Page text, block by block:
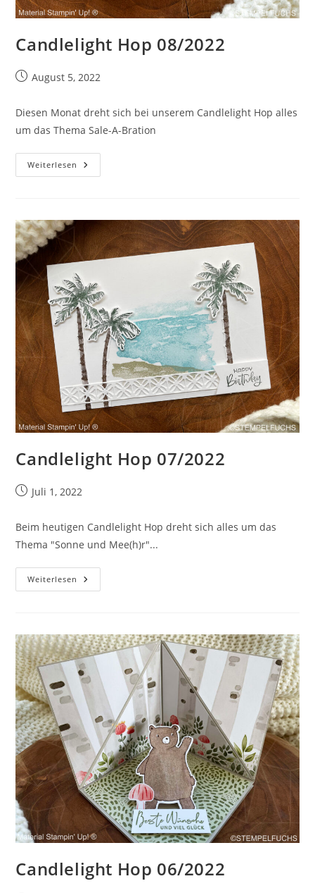
Candlelight Hop 08/2022
BeitragAugust 5, 2022
Diesen Monat dreht sich bei unserem Candlelight Hop alles
um das Thema Sale-A-Bration
Weiterlesen Candlelight
Hop
Candlelight Hop 07/2022
BeitragJuli 1, 2022
Beim heutigen Candlelight Hop dreht sich alles um das
Thema "Sonne und Mee(h)r"...
Weiterlesen Candlelight
Hop
Candlelight Hop 06/2022